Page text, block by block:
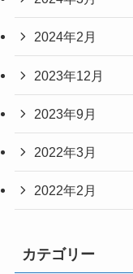
2024年2月
2023年12月
2023年9月
2022年3月
2022年2月
カテゴリー